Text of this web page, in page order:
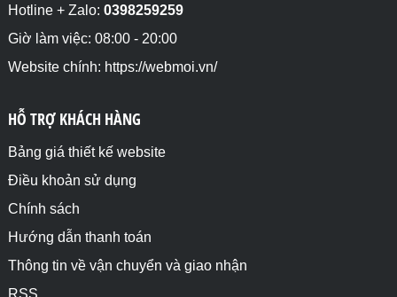
Hotline + Zalo: 0398259259
Giờ làm việc: 08:00 - 20:00
Website chính: https://webmoi.vn/
HỖ TRỢ KHÁCH HÀNG
Bảng giá thiết kế website
Điều khoản sử dụng
Chính sách
Hướng dẫn thanh toán
Thông tin về vận chuyển và giao nhận
RSS